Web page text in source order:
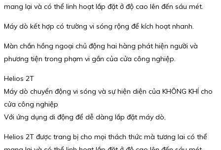
mang lại và có thể linh hoạt lắp đặt ở độ cao lên đến sáu mét.
Máy dò kết hợp có trường vi sóng rộng để kích hoạt nhanh.
Màn chắn hồng ngoại chủ động hai hàng phát hiện người và
phương tiện trong phạm vi gần của cửa công nghiệp.
Helios 2T
Máy dò chuyển động vi sóng và sự hiện diện của KHÔNG KHÍ cho
cửa công nghiệp
Với ứng dụng di động để dễ dàng lắp đặt máy dò,
Helios 2T được trang bị cho mọi thách thức mà tương lai có thể